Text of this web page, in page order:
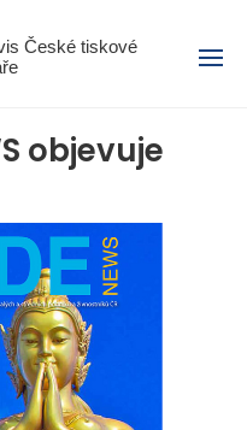
České tiskové
Menu
objevuje